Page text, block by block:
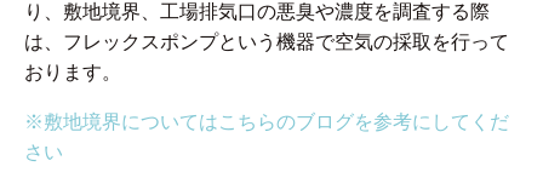
り、敷地境界、工場排気口の悪臭や濃度を調査する際
は、フレックスポンプという機器で空気の採取を行って
おります。
※敷地境界についてはこちらのブログを参考にしてくだ
さい